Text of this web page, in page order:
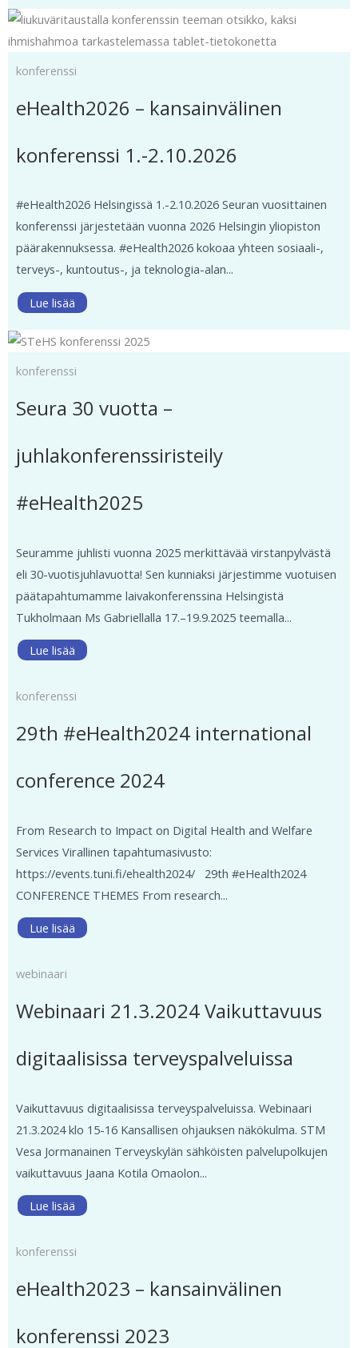
konferenssi
eHealth2026 – kansainvälinen
konferenssi 1.-2.10.2026
#eHealth2026 Helsingissä 1.-2.10.2026 Seuran vuosittainen
konferenssi järjestetään vuonna 2026 Helsingin yliopiston
päärakennuksessa. #eHealth2026 kokoaa yhteen sosiaali-,
terveys-, kuntoutus-, ja teknologia-alan...
Lue lisää
konferenssi
Seura 30 vuotta –
juhlakonferenssiristeily
#eHealth2025
Seuramme juhlisti vuonna 2025 merkittävää virstanpylvästä
eli 30-vuotisjuhlavuotta! Sen kunniaksi järjestimme vuotuisen
päätapahtumamme laivakonferenssina Helsingistä
Tukholmaan Ms Gabriellalla 17.–19.9.2025 teemalla...
Lue lisää
konferenssi
29th #eHealth2024 international
conference 2024
From Research to Impact on Digital Health and Welfare
Services Virallinen tapahtumasivusto:
https://events.tuni.fi/ehealth2024/ 29th #eHealth2024
CONFERENCE THEMES From research...
Lue lisää
webinaari
Webinaari 21.3.2024 Vaikuttavuus
digitaalisissa terveyspalveluissa
Vaikuttavuus digitaalisissa terveyspalveluissa. Webinaari
21.3.2024 klo 15-16 Kansallisen ohjauksen näkökulma. STM
Vesa Jormanainen Terveyskylän sähköisten palvelupolkujen
vaikuttavuus Jaana Kotila Omaolon...
Lue lisää
konferenssi
eHealth2023 – kansainvälinen
konferenssi 2023